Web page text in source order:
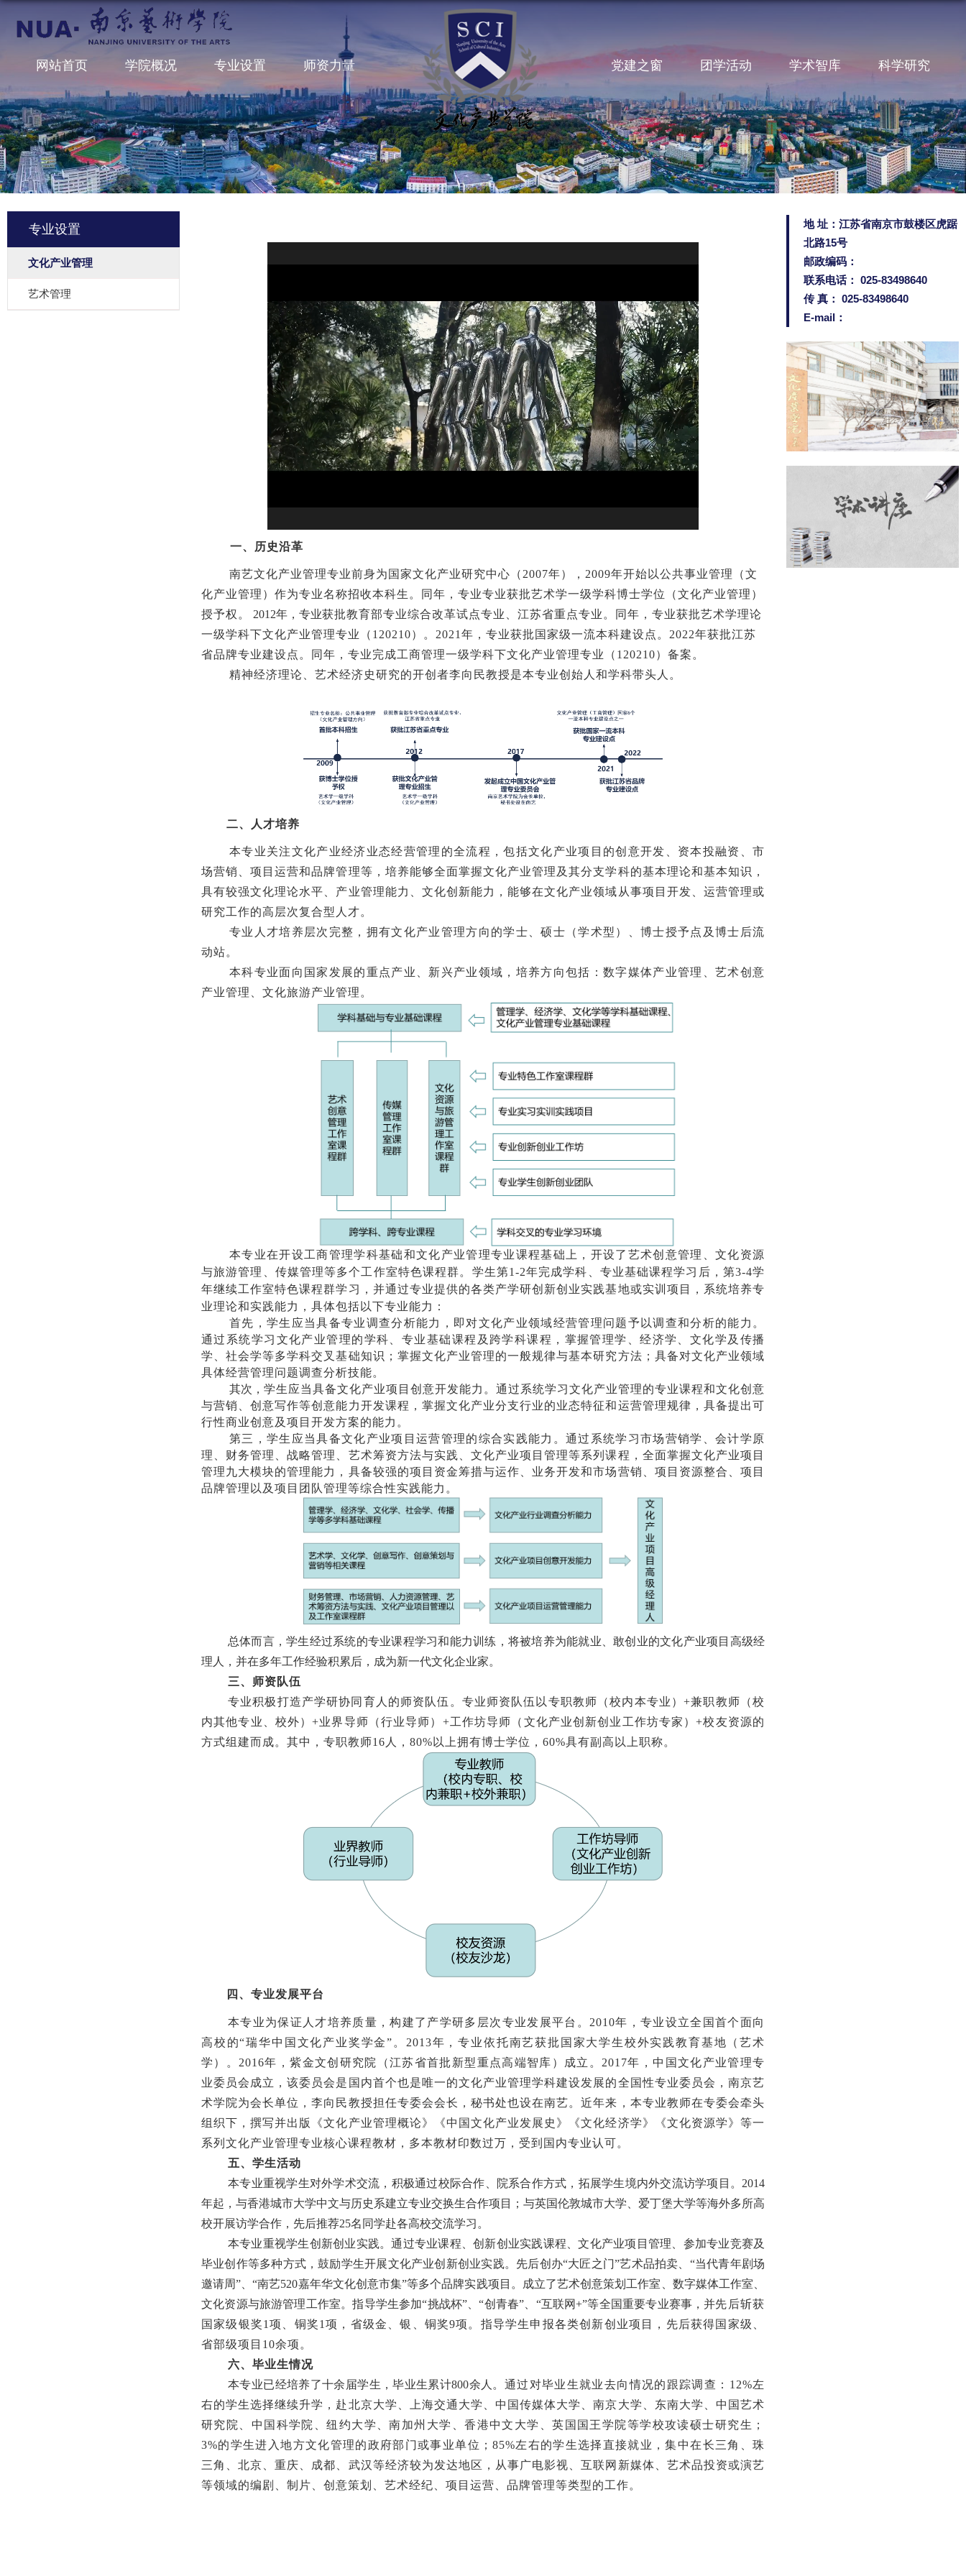
网站首页 学院概况 专业设置 师资力量 党建之窗 团学活动 学术智库 科学研究
专业设置
文化产业管理
艺术管理
一、历史沿革
南艺文化产业管理专业前身为国家文化产业研究中心（2007年），2009年开始以公共事业管理（文
化产业管理）作为专业名称招收本科生。同年，专业专业获批艺术学一级学科博士学位（文化产业管理）
授予权。
2012年， 专业获批教育部专业综合改革试点专业、江苏省重点专业。同年，专业获批艺术学理论
一级学科下文化产业管理专业（120210）。2021年，专业获批国家级一流本科建设点。2022年获批江苏
省品牌专业建设点。同年，专业完成工商管理一级学科下文化产业管理专业（120210）备案。
精神经济理论、艺术经济史研究的开创者李向民教授是本专业创始人和学科带头人。
二、人才培养
本专业关注文化产业经济业态经营管理的全流程，包括文化产业项目的创意开发、资本投融资、市
场营销、项目运营和品牌管理等，培养能够全面掌握文化产业管理及其分支学科的基本理论和基本知识，
具有较强文化理论水平、产业管理能力、文化创新能力，能够在文化产业领域从事项目开发、运营管理或
研究工作的高层次复合型人才。
专业人才培养层次完整，拥有文化产业管理方向的学士、硕士（学术型）、博士授予点及博士后流
动站。
本科专业面向国家发展的重点产业、新兴产业领域，培养方向包括：数字媒体产业管理、艺术创意
产业管理、文化旅游产业管理。
本专业在开设工商管理学科基础和文化产业管理专业课程基础上，开设了艺术创意管理、文化资源
与旅游管理、传媒管理等多个工作室特色课程群。学生第1-2年完成学科、专业基础课程学习后，第3-4学
年继续工作室特色课程群学习，并通过专业提供的各类产学研创新创业实践基地或实训项目，系统培养专
业理论和实践能力，具体包括以下专业能力：
首先，学生应当具备专业调查分析能力，即对文化产业领域经营管理问题予以调查和分析的能力。
通过系统学习文化产业管理的学科、专业基础课程及跨学科课程，掌握管理学、经济学、文化学及传播
学、社会学等多学科交叉基础知识；掌握文化产业管理的一般规律与基本研究方法；具备对文化产业领域
具体经营管理问题调查分析技能。
其次， 学生应当具备文化产业项目创意开发能力。通过系统学习文化产业管理的专业课程和文化创意
与营销、创意写作等创意能力开发课程，掌握文化产业分支行业的业态特征和运营管理规律，具备提出可
行性商业创意及项目开发方案的能力。
第三，学生应当具备文化产业项目运营管理的综合实践能力。通过系统学习市场营销学、会计学原
理、财务管理、战略管理、艺术筹资方法与实践、文化产业项目管理等系列课程，全面掌握文化产业项目
管理九大模块的管理能力，具备较强的项目资金筹措与运作、业务开发和市场营销、项目资源整合、项目
品牌管理以及项目团队管理等综合性实践能力。
总体而言，学生经过系统的专业课程学习和能力训练，将被培养为能就业、敢创业的文化产业项目高级经
理人，并在多年工作经验积累后，成为新一代文化企业家。
三、师资队伍
专业积极打造产学研协同育人的师资队伍。专业师资队伍以专职教师（校内本专业）+兼职教师（校
内其他专业、校外）+业界导师（行业导师）+工作坊导师（文化产业创新创业工作坊专家）+校友资源的
方式组建而成。其中，专职教师16人，80%以上拥有博士学位，60%具有副高以上职称。
四 、专业发展平台
本专业为保证人才培养质量，构建了产学研多层次专业发展平台。2010年，专业设立全国首个面向
高校的“瑞华中国文化产业奖学金”。2013年，专业依托南艺获批国家大学生校外实践教育基地（艺术
学）。2016年，紫金文创研究院（江苏省首批新型重点高端智库）成立。2017年，中国文化产业管理专
业委员会成立，该委员会是国内首个也是唯一的文化产业管理学科建设发展的全国性专业委员会，南京艺
术学院为会长单位，李向民教授担任专委会会长，秘书处也设在南艺。近年来，本专业教师在专委会牵头
组织下，撰写并出版《文化产业管理概论》《中国文化产业发展史》《文化经济学》《文化资源学》等一
系列文化产业管理专业核心课程教材，多本教材印数过万，受到国内专业认可。
五、 学生活动
本专业重视学生对外学术交流，积极通过校际合作、院系合作方式，拓展学生境内外交流访学项目。2014
年起，与香港城市大学中文与历史系建立专业交换生合作项目；与英国伦敦城市大学、爱丁堡大学等海外多所高
校开展访学合作，先后推荐25名同学赴各高校交流学习。
本专业重视学生创新创业实践。通过专业课程、创新创业实践课程、文化产业项目管理、参加专业竞赛及
毕业创作等多种方式，鼓励学生开展文化产业创新创业实践。先后创办“大匠之门”艺术品拍卖、“当代青年剧场
邀请周”、“南艺520嘉年华文化创意市集”等多个品牌实践项目。成立了艺术创意策划工作室、数字媒体工作室、
文化资源与旅游管理工作室。指导学生参加“挑战杯”、“创青春”、“互联网+”等全国重要专业赛事，并先后斩获
国家级银奖1项、铜奖1项，省级金、银、铜奖9项。指导学生申报各类创新创业项目，先后获得国家级、
省部级项目10余项。
六、 毕业生情况
本专业已经培养了十余届学生，毕业生累计800余人。 通过对毕业生就业去向情况的跟踪调查：12%左
右的学生选择继续升学，赴北京大学、上海交通大学、中国传媒体大学、南京大学、东南大学、中国艺术
研究院、中国科学院、纽约大学、南加州大学、香港中文大学、英国国王学院等学校攻读硕士研究生；
3%的学生进入地方文化管理的政府部门或事业单位；85%左右的学生选择直接就业，集中在长三角、珠
三角、北京、重庆、成都、武汉等经济较为发达地区，从事广电影视、互联网新媒体、艺术品投资或演艺
等领域的编剧、制片、创意策划、艺术经纪、项目运营、品牌管理等类型的工作。
地 址：江苏省南京市鼓楼区虎踞
北路15号
邮政编码：
联系电话： 025-83498640
传 真： 025-83498640
E-mail：